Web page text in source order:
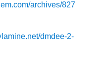
archives/827
dmdee-2-